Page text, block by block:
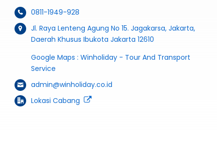
0811-1949-928
Jl. Raya Lenteng Agung No 15. Jagakarsa, Jakarta,
Daerah Khusus Ibukota Jakarta 12610
Google Maps : Winholiday - Tour And Transport
Service
admin@winholiday.co.id
Lokasi Cabang